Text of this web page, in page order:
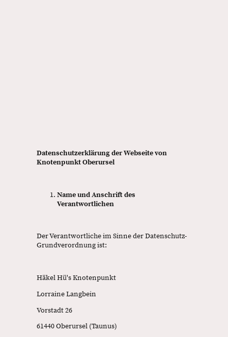
Datenschutzerklärung der Webseite von
Knotenpunkt Oberursel
Name und Anschrift des
Verantwortlichen
Der Verantwortliche im Sinne der Datenschutz-
Grundverordnung ist:
Häkel Hü's Knotenpunkt
Lorraine Langbein
Vorstadt 26
61440 Oberursel (Taunus)